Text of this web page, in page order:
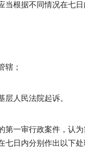
根据不同情况在七日
辖；
层人民法院起诉。
第一审行政案件，认
七日内分别作出以下处